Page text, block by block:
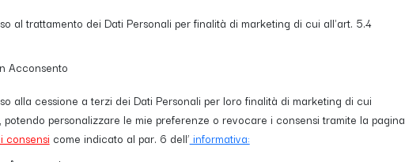
al trattamento dei Dati Personali per finalità di marketing di cui all'art. 5.4
Acconsento
alla cessione a terzi dei Dati Personali per loro finalità di marketing di cui
personalizzare le mie preferenze o revocare i consensi tramite la pagina
consensi come indicato al par. 6 dell’ informativa: